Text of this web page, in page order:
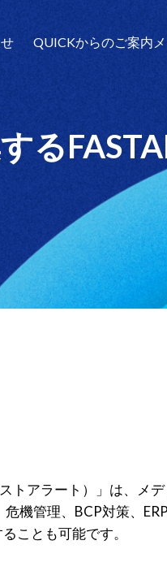
QUICKからのご案内
る
トアラート）」は、メ
機管理、BCP対策、
ことも可能です。